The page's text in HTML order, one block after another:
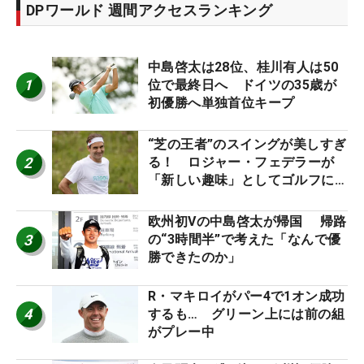
DPワールド 週間アクセスランキング
1
中島啓太は28位、桂川有人は50
位で最終日へ ドイツの35歳が
初優勝へ単独首位キープ
2
“芝の王者”のスイングが美しすぎ
る！ ロジャー・フェデラーが
「新しい趣味」としてゴルフに挑
3
欧州初Vの中島啓太が帰国 帰路
の“3時間半”で考えた「なんで優
勝できたのか」
4
R・マキロイがパー4で1オン成功
するも… グリーン上には前の組
がプレー中